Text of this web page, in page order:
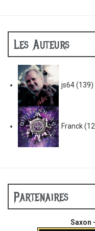
Les Auteurs
js64(139)
Franck
Partenaires
Saxon